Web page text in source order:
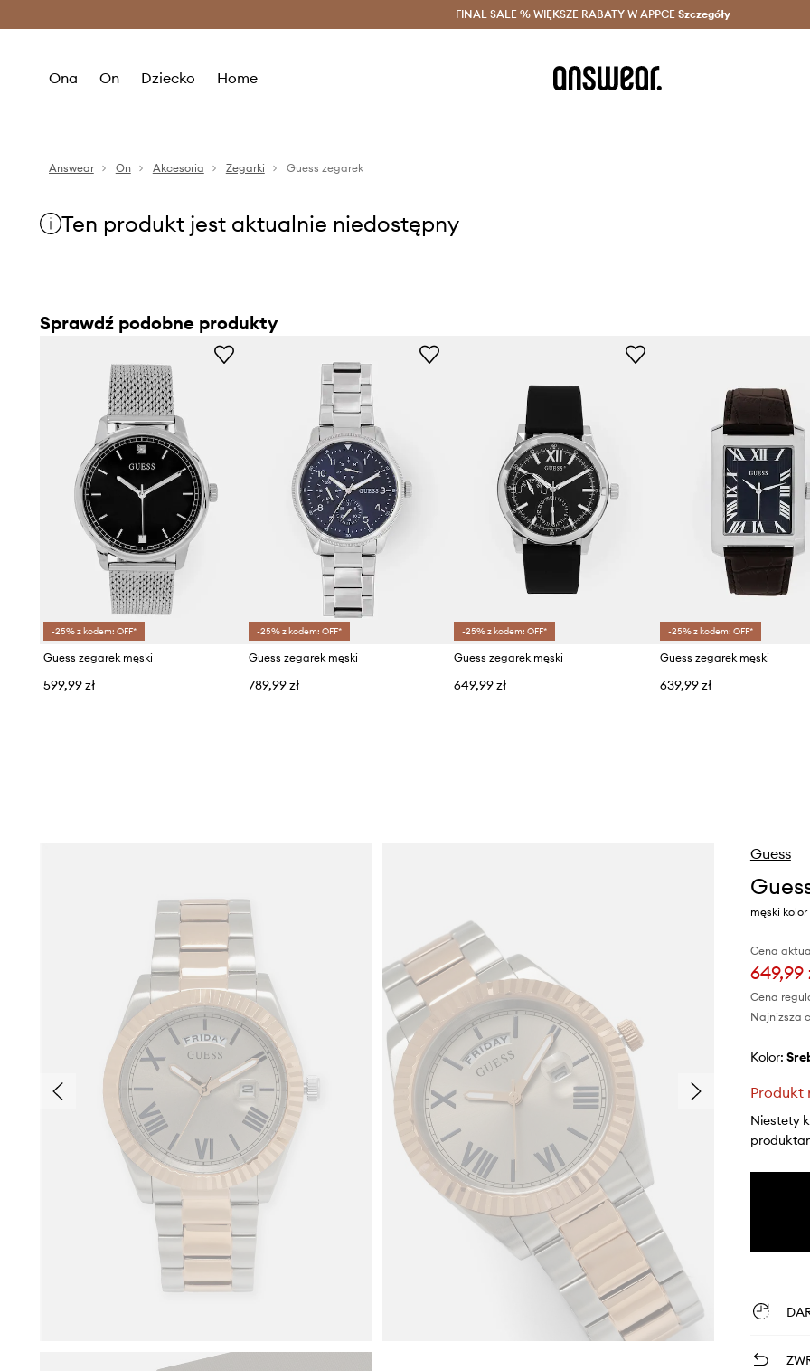
Oszczędzaj z Answear Club > Dostawa nawet w 24h >
FINAL SALE % WIĘKSZE RABATY W APPCE Szczegóły
Ona On Dziecko Home
Answear On Akcesoria Zegarki Guess zegarek
Ten produkt jest aktualnie niedostępny
Sprawdź podobne produkty
-25% z kodem: OFF*
Guess zegarek męski
599,99 zł
-25% z kodem: OFF*
Guess zegarek męski
789,99 zł
-25% z kodem: OFF*
Guess zegarek męski
649,99 zł
-25% z kodem: OFF*
Guess zegarek męski
639,99 zł
Guess
męski
Cena
649,99
Cena
Najniższa
Kolor:
Produkt
Niestety